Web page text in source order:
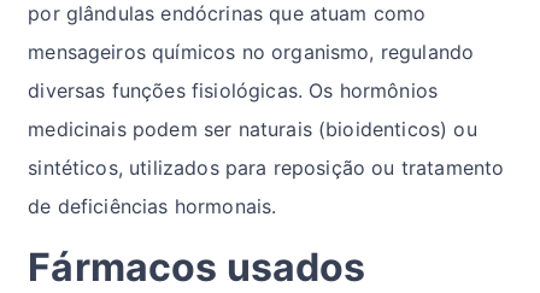
por glândulas endócrinas que atuam como
mensageiros químicos no organismo, regulando
diversas funções fisiológicas. Os hormônios
medicinais podem ser naturais (bioidenticos) ou
sintéticos, utilizados para reposição ou tratamento
de deficiências hormonais.
Fármacos usados